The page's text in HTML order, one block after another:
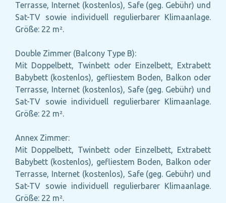
Terrasse, Internet (kostenlos), Safe (geg. Gebühr) und
Sat-TV sowie individuell regulierbarer Klimaanlage.
Größe: 22 m².
Double Zimmer (Balcony Type B):
Mit Doppelbett, Twinbett oder Einzelbett, Extrabett
Babybett (kostenlos), gefliestem Boden, Balkon oder
Terrasse, Internet (kostenlos), Safe (geg. Gebühr) und
Sat-TV sowie individuell regulierbarer Klimaanlage.
Größe: 22 m².
Annex Zimmer:
Mit Doppelbett, Twinbett oder Einzelbett, Extrabett
Babybett (kostenlos), gefliestem Boden, Balkon oder
Terrasse, Internet (kostenlos), Safe (geg. Gebühr) und
Sat-TV sowie individuell regulierbarer Klimaanlage.
Größe: 22 m².